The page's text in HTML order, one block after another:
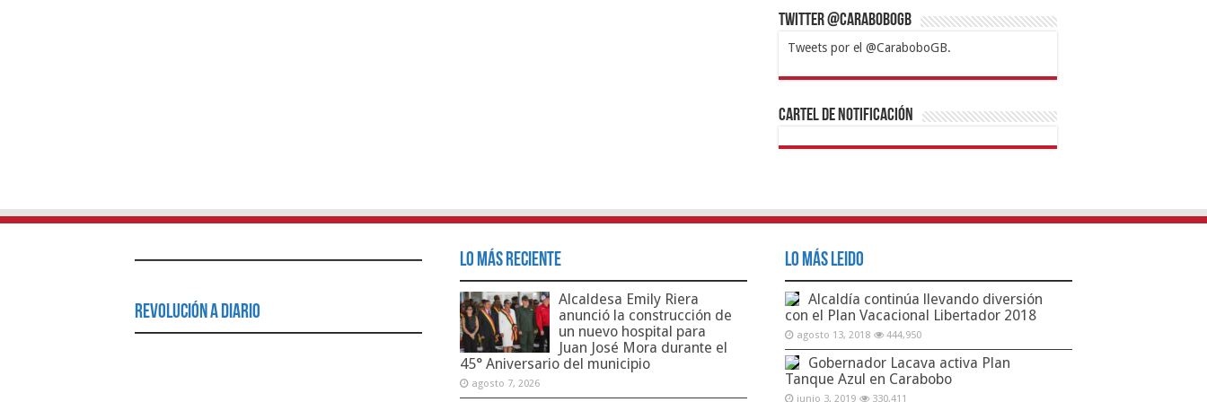
Twitter @CaraboboGB
Tweets por el @CaraboboGB.
1xbetBetturkeyBetistKralbetSupertotobetTipobet
https://mvbcasino.com/
Cartel de Notificación
Revolución a Diario
Lo Más Reciente
Alcaldesa Emily Riera
anunció la construcción de
un nuevo hospital para
Juan José Mora durante el
45° Aniversario del municipio
agosto 7, 2026
Lo Más Leido
Alcaldía continúa llevando diversión
con el Plan Vacacional Libertador 2018
agosto 13, 2018 444,950
Gobernador Lacava activa Plan
Tanque Azul en Carabobo
junio 3, 2019 330,411